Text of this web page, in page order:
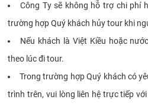
Công Ty sẽ không hỗ trợ chi phí
trường hợp Quý khách hủy tour khi
Nếu khách là Việt Kiều hoặc
theo lúc đi tour.
Trong trường hợp Quý khách có
trình trên, vui lòng liên hệ trực tiếp